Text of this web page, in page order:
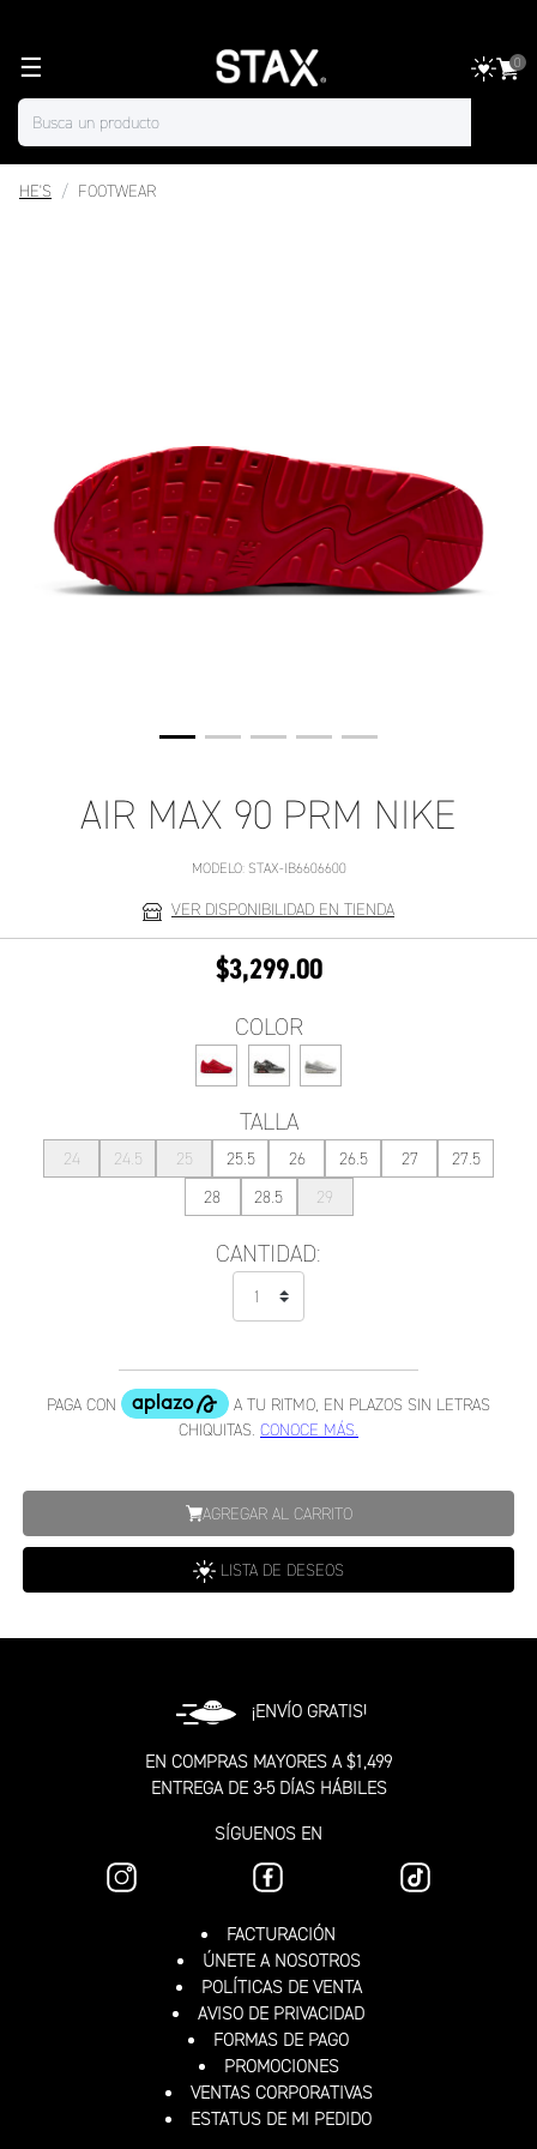
☰ 0
HE'S FOOTWEAR
AIR MAX 90 PRM NIKE
MODELO: STAX-IB6606600
VER DISPONIBILIDAD EN TIENDA
$3,299.00
COLOR
TALLA
24 24.5 25 25.5 26 26.5 27
27.5
28
28.5 29
CANTIDAD:
AGREGAR AL CARRITO
LISTA DE DESEOS
¡ENVÍO GRATIS!
EN COMPRAS MAYORES A $1,499
ENTREGA DE 3-5 DÍAS HÁBILES
SÍGUENOS EN
FACTURACIÓN
ÚNETE A NOSOTROS
POLÍTICAS DE VENTA
AVISO DE PRIVACIDAD
FORMAS DE PAGO
PROMOCIONES
VENTAS CORPORATIVAS
ESTATUS DE MI PEDIDO